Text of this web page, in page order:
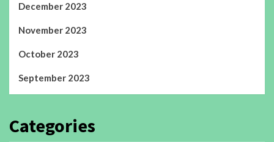
December 2023
November 2023
October 2023
September 2023
Categories